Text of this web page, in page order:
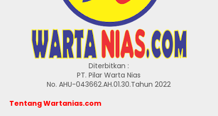
Diterbitkan :
PT. Pilar Warta Nias
No. AHU-043662.AH.01.30.Tahun 2022
Tentang Wartanias.com